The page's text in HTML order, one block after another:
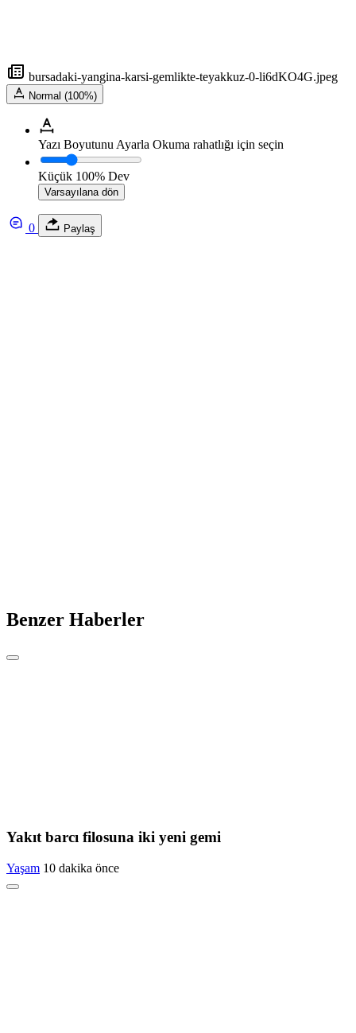
bursadaki-yangina-karsi-gemlikte-teyakkuz-0-li6dKO4G.jpeg
Normal (100%)
Yazı Boyutunu Ayarla Okuma rahatlığı için seçin
Küçük 100% Dev
Varsayılana dön
0 Paylaş
Benzer Haberler
Yakıt barcı filosuna iki yeni gemi
Yaşam 10 dakika önce